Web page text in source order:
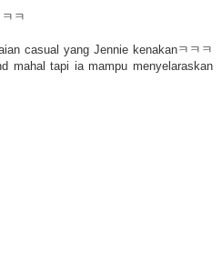
ㅋ
casual yang Jennie kenakanㅋㅋㅋ
mahal tapi ia mampu menyelaraskan